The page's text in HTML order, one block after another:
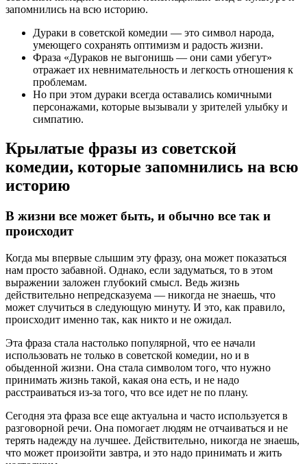
запомнились на всю историю.
Дураки в советской комедии — это символ народа,
умеющего сохранять оптимизм и радость жизни.
Фраза «Дураков не выгонишь — они сами убегут»
отражает их невнимательность и легкость отношения к
проблемам.
Но при этом дураки всегда оставались комичными
персонажами, которые вызывали у зрителей улыбку и
симпатию.
Крылатые фразы из советской
комедии, которые запомнились на всю
историю
В жизни все может быть, и обычно все так и
происходит
Когда мы впервые слышим эту фразу, она может показаться
нам просто забавной. Однако, если задуматься, то в этом
выражении заложен глубокий смысл. Ведь жизнь
действительно непредсказуема — никогда не знаешь, что
может случиться в следующую минуту. И это, как правило,
происходит именно так, как никто и не ожидал.
Эта фраза стала настолько популярной, что ее начали
использовать не только в советской комедии, но и в
обыденной жизни. Она стала символом того, что нужно
принимать жизнь такой, какая она есть, и не надо
расстраиваться из-за того, что все идет не по плану.
Сегодня эта фраза все еще актуальна и часто используется в
разговорной речи. Она помогает людям не отчаиваться и не
терять надежду на лучшее. Действительно, никогда не знаешь,
что может произойти завтра, и это надо принимать и жить